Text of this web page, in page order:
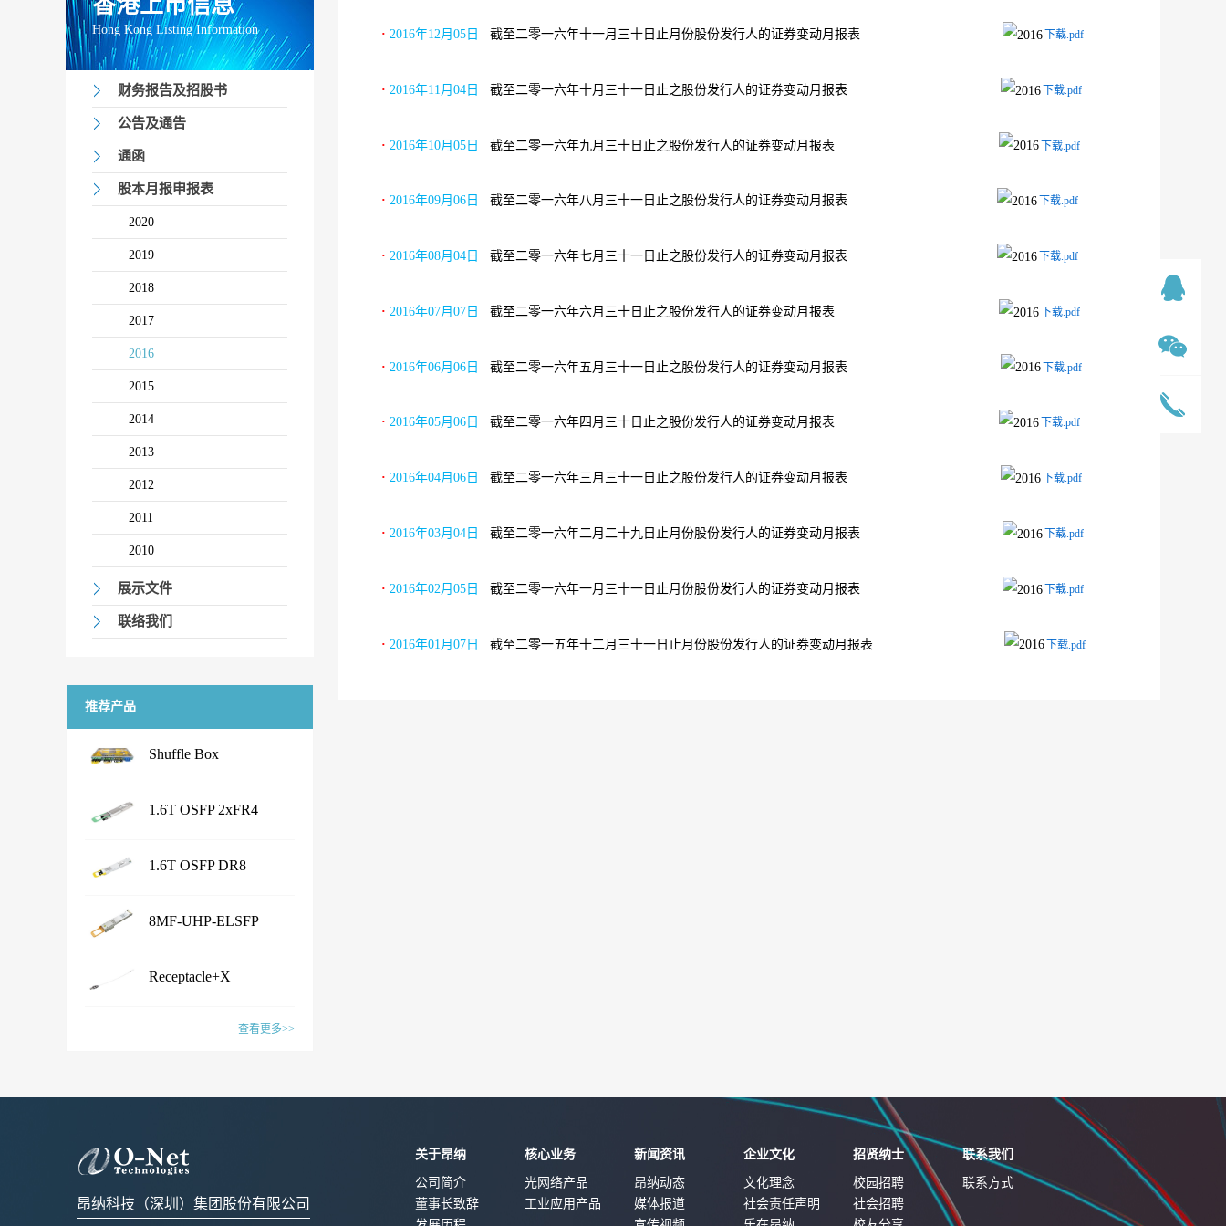
Hong Kong Listing Information
财务报告及招股书
公告及通告
通函
股本月报申报表
2020
2019
2018
2017
2016
2015
2014
2013
2012
2011
2010
展示文件
联络我们
推荐产品
Shuffle Box
Chassis Size：1U/2U/3U/4U/
LC /CS /SN /MPO /MMC /SN-
with smaller wiring space· Fiber
Aluminum alloy/ Zn-plate/
Switching System· Ultra-large-
High-performance Computing
(HPC) Supercomputing Center联
Sales@o-netcom.com
1.6T OSFP 2xFR4
Transceiver产品特性·
MSA compliant· CMIS5.2
1.6T OSFP DR8
Transceiver产品特性·
MSA compliant· CMIS 5.2
Dual MPO-12 or MPO-16应用
netcom.com
8MF-UHP-ELSFP
channel· Low power
consumption· Build in blind mate
optical and electrical connectors·
Polarization maintaining optical
Receptacle+X
性· Pull force 1-3N or
with IEC and Cisco
X:FA/fiber/capillary/collimator,
查看更多>>
· 2016年12月05日 截至二零一六年十一月三十日止月份股份发行人的证券变动月报表 下载.pdf
· 2016年11月04日 截至二零一六年十月三十一日止之股份发行人的证券变动月报表 下载.pdf
· 2016年10月05日 截至二零一六年九月三十日止之股份发行人的证券变动月报表 下载.pdf
· 2016年09月06日 截至二零一六年八月三十一日止之股份发行人的证券变动月报表 下载.pdf
· 2016年08月04日 截至二零一六年七月三十一日止之股份发行人的证券变动月报表 下载.pdf
· 2016年07月07日 截至二零一六年六月三十日止之股份发行人的证券变动月报表 下载.pdf
· 2016年06月06日 截至二零一六年五月三十一日止之股份发行人的证券变动月报表 下载.pdf
· 2016年05月06日 截至二零一六年四月三十日止之股份发行人的证券变动月报表 下载.pdf
· 2016年04月06日 截至二零一六年三月三十一日止之股份发行人的证券变动月报表 下载.pdf
· 2016年03月04日 截至二零一六年二月二十九日止月份股份发行人的证券变动月报表 下载.pdf
· 2016年02月05日 截至二零一六年一月三十一日止月份股份发行人的证券变动月报表 下载.pdf
· 2016年01月07日 截至二零一五年十二月三十一日止月份股份发行人的证券变动月报表 下载.pdf
昂纳科技（深圳）集团股份有限公司
关于昂纳
公司简介
董事长致辞
核心业务
光网络产品
工业应用产品
新闻资讯
昂纳动态
媒体报道
企业文化
文化理念
社会责任声明
招贤纳士
校园招聘
社会招聘
联系我们
联系方式